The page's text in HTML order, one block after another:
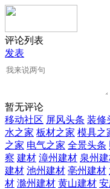
评论列表
发表
暂无评论
移动社区 屏风头条 装修
水之家 板材之家 模具之
之家 电气之家 全景头条
察 建材 漳州建材 泉州
建材 池州建材 亳州建材
材 滁州建材 黄山建材